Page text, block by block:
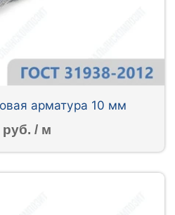
арматура 10 мм
руб. / м